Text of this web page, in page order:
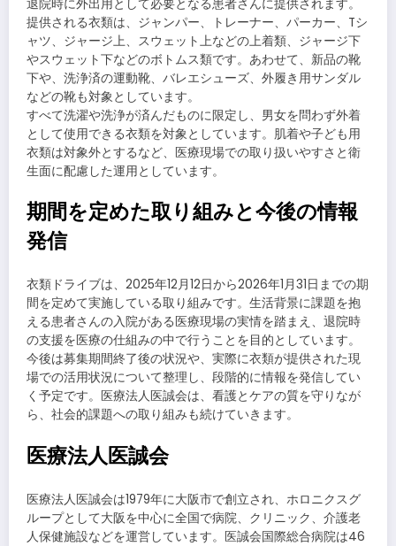
退院時に外出用として必要となる患者さんに提供されます。
提供される衣類は、ジャンパー、トレーナー、パーカー、Tシ
ャツ、ジャージ上、スウェット上などの上着類、ジャージ下
やスウェット下などのボトムス類です。あわせて、新品の靴
下や、洗浄済の運動靴、バレエシューズ、外履き用サンダル
などの靴も対象としています。
すべて洗濯や洗浄が済んだものに限定し、男女を問わず外着
として使用できる衣類を対象としています。肌着や子ども用
衣類は対象外とするなど、医療現場での取り扱いやすさと衛
生面に配慮した運用としています。
期間を定めた取り組みと今後の情報
発信
衣類ドライブは、2025年12月12日から2026年1月31日までの期
間を定めて実施している取り組みです。生活背景に課題を抱
える患者さんの入院がある医療現場の実情を踏まえ、退院時
の支援を医療の仕組みの中で行うことを目的としています。
今後は募集期間終了後の状況や、実際に衣類が提供された現
場での活用状況について整理し、段階的に情報を発信してい
く予定です。医療法人医誠会は、看護とケアの質を守りなが
ら、社会的課題への取り組みも続けていきます。
医療法人医誠会
医療法人医誠会は1979年に大阪市で創立され、ホロニクスグ
ループとして大阪を中心に全国で病院、クリニック、介護老
人保健施設などを運営しています。医誠会国際総合病院は46